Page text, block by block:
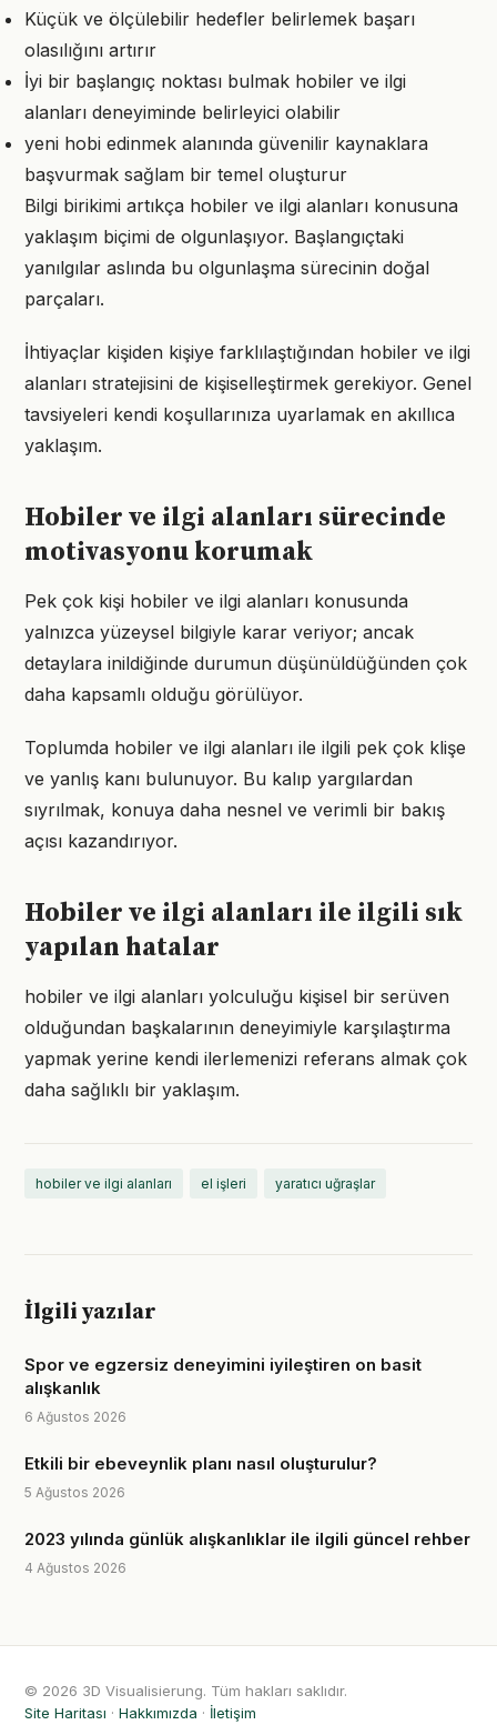
Küçük ve ölçülebilir hedefler belirlemek başarı
olasılığını artırır
İyi bir başlangıç noktası bulmak hobiler ve ilgi
alanları deneyiminde belirleyici olabilir
yeni hobi edinmek alanında güvenilir kaynaklara
başvurmak sağlam bir temel oluşturur
Bilgi birikimi artıkça hobiler ve ilgi alanları konusuna
yaklaşım biçimi de olgunlaşıyor. Başlangıçtaki
yanılgılar aslında bu olgunlaşma sürecinin doğal
parçaları.
İhtiyaçlar kişiden kişiye farklılaştığından hobiler ve ilgi
alanları stratejisini de kişiselleştirmek gerekiyor. Genel
tavsiyeleri kendi koşullarınıza uyarlamak en akıllıca
yaklaşım.
Hobiler ve ilgi alanları sürecinde
motivasyonu korumak
Pek çok kişi hobiler ve ilgi alanları konusunda
yalnızca yüzeysel bilgiyle karar veriyor; ancak
detaylara inildiğinde durumun düşünüldüğünden çok
daha kapsamlı olduğu görülüyor.
Toplumda hobiler ve ilgi alanları ile ilgili pek çok klişe
ve yanlış kanı bulunuyor. Bu kalıp yargılardan
sıyrılmak, konuya daha nesnel ve verimli bir bakış
açısı kazandırıyor.
Hobiler ve ilgi alanları ile ilgili sık
yapılan hatalar
hobiler ve ilgi alanları yolculuğu kişisel bir serüven
olduğundan başkalarının deneyimiyle karşılaştırma
yapmak yerine kendi ilerlemenizi referans almak çok
daha sağlıklı bir yaklaşım.
hobiler ve ilgi alanları el işleri yaratıcı uğraşlar
İlgili yazılar
Spor ve egzersiz deneyimini iyileştiren on basit
alışkanlık
6 Ağustos 2026
Etkili bir ebeveynlik planı nasıl oluşturulur?
5 Ağustos 2026
2023 yılında günlük alışkanlıklar ile ilgili güncel rehber
4 Ağustos 2026
© 2026 3D Visualisierung. Tüm hakları saklıdır.
Site Haritası · Hakkımızda · İletişim